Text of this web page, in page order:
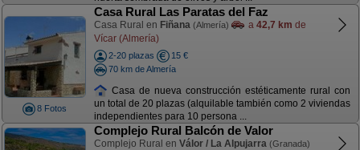
8 Fotos
Casa Rural Las Paratas del Faz
Casa Rural en Fiñana (Almería) a 42,7 km de
Vícar (Almería)
2-20 plazas
15 €
70 km de Almería
Casa de nueva construcción estéticamente rural con
un total de 20 plazas (alquilable también como 2 viviendas
independientes para 10 persona ...
Complejo Rural Balcón de Valor
Complejo Rural en Válor / La Alpujarra (Granada)